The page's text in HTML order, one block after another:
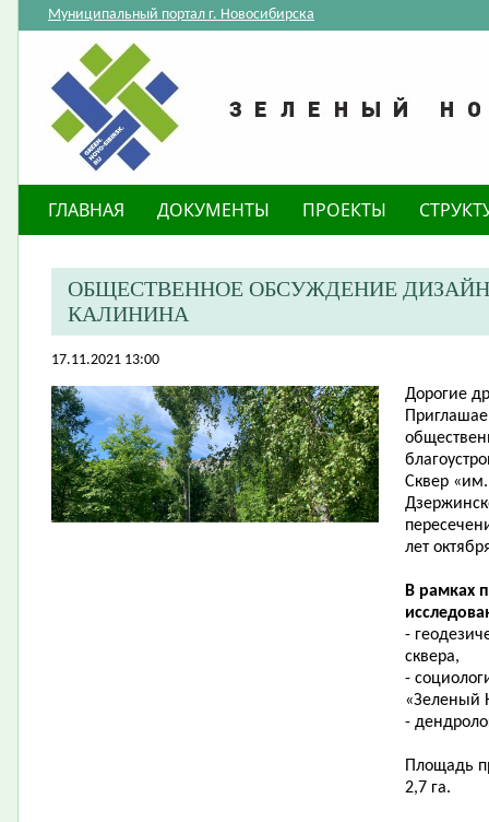
Муниципальный портал г. Новосибирска
ГЛАВНАЯ ДОКУМЕНТЫ ПРОЕКТЫ
ОБЩЕСТВЕННОЕ ОБСУЖДЕНИЕ
КАЛИНИНА
17.11.2021 13:00
Дорогие
Сквер
лет
В рамках
-
сквера,
-
«Зеленый
-
Площадь
2,7 га.